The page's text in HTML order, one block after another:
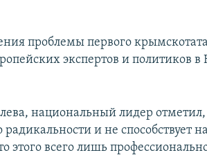
проблемы первого
экспертов и политиков в
национальный лидер отметил,
и не способствует
этого всего лишь